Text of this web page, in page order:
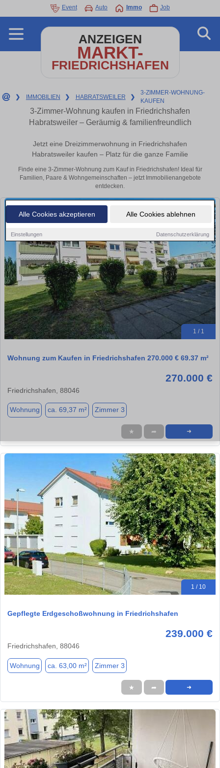
Alle Cookies akzeptieren Alle Cookies ablehnen
Einstellungen Datenschutzerklärung
Event Auto Immo Job
ANZEIGEN
MARKT-
FRIEDRICHSHAFEN
❯ IMMOBILIEN ❯ HABRATSWEILER ❯
3-ZIMMER-WOHNUNG-
KAUFEN
3-Zimmer-Wohnung kaufen in Friedrichshafen
Habratsweiler – Geräumig & familienfreundlich
Jetzt eine Dreizimmerwohnung in Friedrichshafen
Habratsweiler kaufen – Platz für die ganze Familie
Finde eine 3-Zimmer-Wohnung zum Kauf in Friedrichshafen! Ideal für
Familien, Paare & Wohngemeinschaften – jetzt Immobilienangebote
entdecken.
1 / 1
Wohnung zum Kaufen in Friedrichshafen 270.000 € 69.37 m²
270.000 €
Friedrichshafen, 88046
Wohnung ca. 69,37 m² Zimmer 3
★ ➦ ➜
1 / 10
Gepflegte Erdgeschoßwohnung in Friedrichshafen
239.000 €
Friedrichshafen, 88046
Wohnung ca. 63,00 m² Zimmer 3
★ ➦ ➜